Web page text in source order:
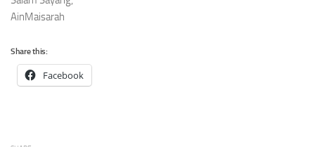
AinMaisarah
Share this:
Facebook